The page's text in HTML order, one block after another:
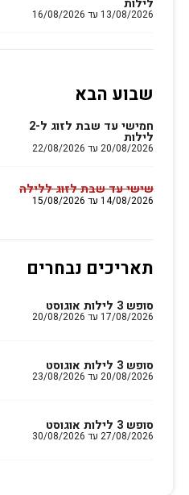
לילות
13/08/2026 עד 16/08/2026
שבוע הבא
חמישי עד שבת לזוג ל-2
לילות
20/08/2026 עד 22/08/2026
שישי עד שבת לזוג ללילה
14/08/2026 עד 15/08/2026
תאריכים נבחרים
סופש 3 לילות אוגוסט
17/08/2026 עד 20/08/2026
סופש 3 לילות אוגוסט
20/08/2026 עד 23/08/2026
סופש 3 לילות אוגוסט
27/08/2026 עד 30/08/2026